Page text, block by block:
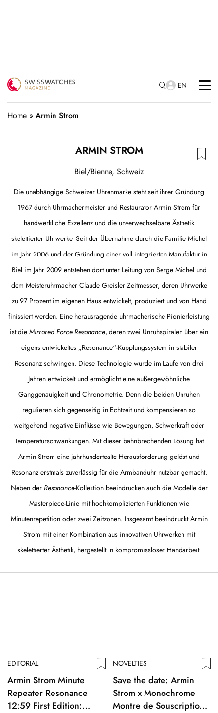
EN
Home » Armin Strom
ARMIN STROM
Biel/Bienne, Schweiz
Die unabhängige Schweizer Uhrenmarke steht seit ihrer Gründung
1967 durch Uhrmachermeister und Restaurator Armin Strom für
handwerkliche Exzellenz und die unverwechselbare Ästhetik
skelettierter Uhrwerke. Seit der Übernahme durch die Familie Michel
im Jahr 2006 und der Gründung einer voll integrierten Manufaktur in
Biel im Jahr 2009 entstehen dort unter Leitung von Serge Michel und
dem Meisteruhrmacher Claude Greisler Zeitmesser, deren Uhrwerke
zu 97 Prozent im eigenen Haus entwickelt, produziert und von Hand
finissiert werden. Eine herausragende uhrmacherische Pionierleistung
ist die Mirrored Force Resonance, deren zwei Unruhspiralen über ein
eigens entwickeltes „Resonance“-Kupplungssystem in stabiler
Resonanz schwingen. Diese Technologie wurde im Laufe von drei
Jahren entwickelt und ermöglicht eine außergewöhnliche
Ganggenauigkeit und Chronometrie. Denn die beiden Unruhen
regulieren sich gegenseitig in Echtzeit und kompensieren so
weitgehend negative Einflüsse wie Bewegungen, Schwerkraft oder
Temperaturschwankungen. Mit dieser bahnbrechenden Lösung hat
Armin Strom eine jahrhundertealte Herausforderung gelöst und
Resonanz erstmals zuverlässig für die Armbanduhr nutzbar gemacht.
Neben der Resonance-Kollektion beeindrucken auch die Modelle der
Masterpiece-Linie mit hochkomplizierten Funktionen wie
Minutenrepetition oder zwei Zeitzonen. Insgesamt beeindruckt Armin
Strom mit einer Kombination aus innovativen Uhrwerken mit
skelettierter Ästhetik, hergestellt in kompromissloser Handarbeit.
EDITORIAL
Armin Strom Minute
Repeater Resonance
12:59 First Edition:
NOVELTIES
Save the date: Armin
Strom x Monochrome
Montre de Souscription